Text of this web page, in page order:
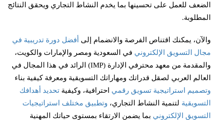
الضعف للعمل على تحسينها بما يخدم النشاط التجاري ويحقق النتائج
المطلوبة.
والآن، يمكنك اقتناص الفرصة والانضمام إلى أفضل دورة تدريبية في
مجال التسويق الإلكتروني في السعودية ومصر والإمارات والكويت،
والمقدمة من معهد محترفي الإدارة (IMP) الرائد في هذا المجال في
العالم العربي لصقل قدراتك ومهاراتك التسويقية ومعرفة كيفية بناء
وتصميم استراتيجية تسويق رقمي احترافية، وكيفية تحديد أهدافك
التسويقية لتنمية النشاط التجاري، وتطبيق مختلف استراتيجيات
التسويق الإلكتروني بما يضمن الارتقاء بمستوى حياتك المهنية